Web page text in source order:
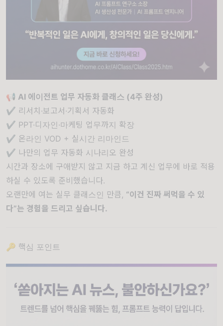
📢 AI 에이전트 업무 자동화 클래스 (4주 완성)
✔ 리서치·보고서·기획서 자동화
✔ PPT·디자인·마케팅 업무까지 확장
✔ 온라인 VOD + 실시간 리마인드
✔ 나만의 업무 자동화 시나리오 완성
시간과 장소에 구애받지 않고 지금 하고 계신 업무에 바로 적용
하실 수 있도록 준비했습니다.
오랜만에 여는 실무 클래스인 만큼, “이건 진짜 써먹을 수 있
다”는 경험을 드리고 싶습니다.
🔑 핵심 포인트